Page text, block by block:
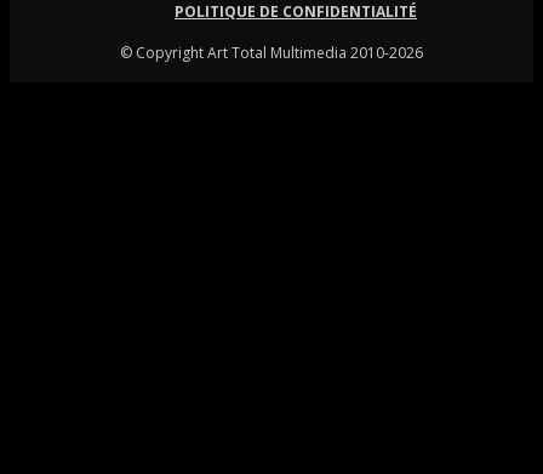
POLITIQUE DE CONFIDENTIALITÉ
© Copyright Art Total Multimedia 2010-2026